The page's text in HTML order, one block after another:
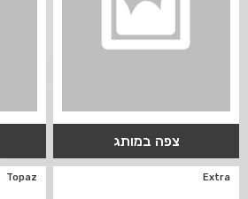
צפה במותג
Extra
Topaz